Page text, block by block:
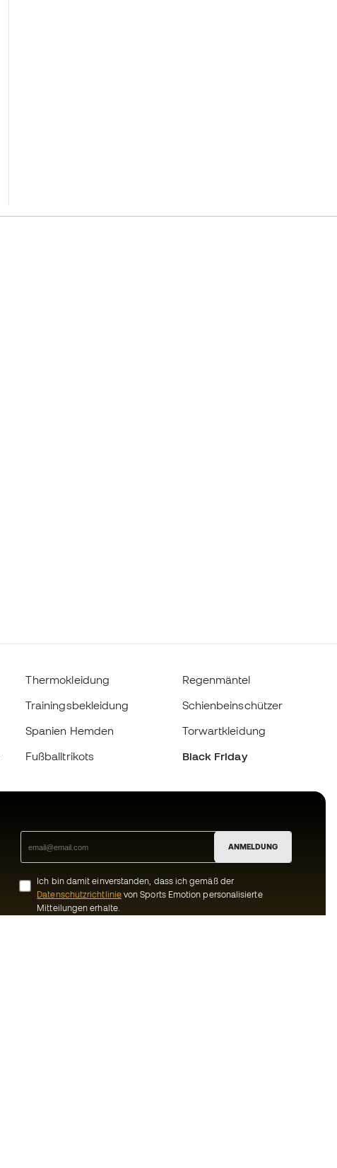
Thermokleidung
Trainingsbekleidung
Spanien Hemden
Fußballtrikots
Regenmäntel
Schienbeinschützer
Torwartkleidung
Black Friday
ANMELDUNG
Ich bin damit einverstanden, dass ich gemäß der
Datenschutzrichtlinievon Sports Emotion personalisierte
Mitteilungen erhalte.